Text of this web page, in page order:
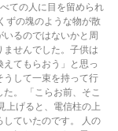
ての人に目を留められ
ずの塊のような物が散
るのではないかと周
せんでした。子供は
えてもらおう」と思っ
して一束を持って行
。 「こらお前、そこ
上げると、電信柱の上
ていたのです。 人の